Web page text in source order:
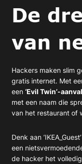
De
van
Hackers maken slim
gratis internet. Met
een ‘Evil Twin’-aanval
met een naam die
van het restaurant of
Denk aan
een
de hacker het